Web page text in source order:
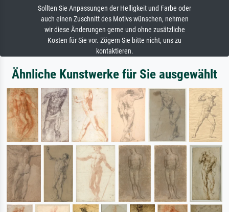
Sollten Sie Anpassungen der Helligkeit und Farbe oder
auch einen Zuschnitt des Motivs wünschen, nehmen
wir diese Änderungen gerne und ohne zusätzliche
Kosten für Sie vor. Zögern Sie bitte nicht, uns zu
kontaktieren.
Ähnliche Kunstwerke für Sie ausgewählt